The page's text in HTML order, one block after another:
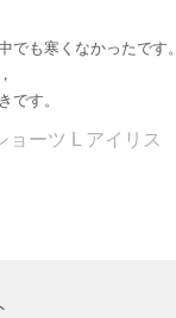
でも寒くなかったです。
です。
ョーツ L アイリス